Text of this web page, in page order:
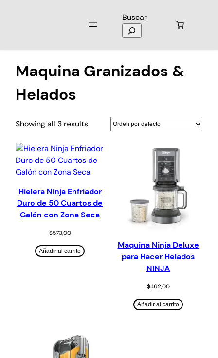
Buscar
Maquina Granizados &
Helados
Showing all 3 results
Hielera Ninja Enfriador
Duro de 50 Cuartos de
Galón con Zona Seca
$573,00
Añadir al carrito
Maquina Ninja Deluxe
para Hacer Helados
NINJA
$462,00
Añadir al carrito